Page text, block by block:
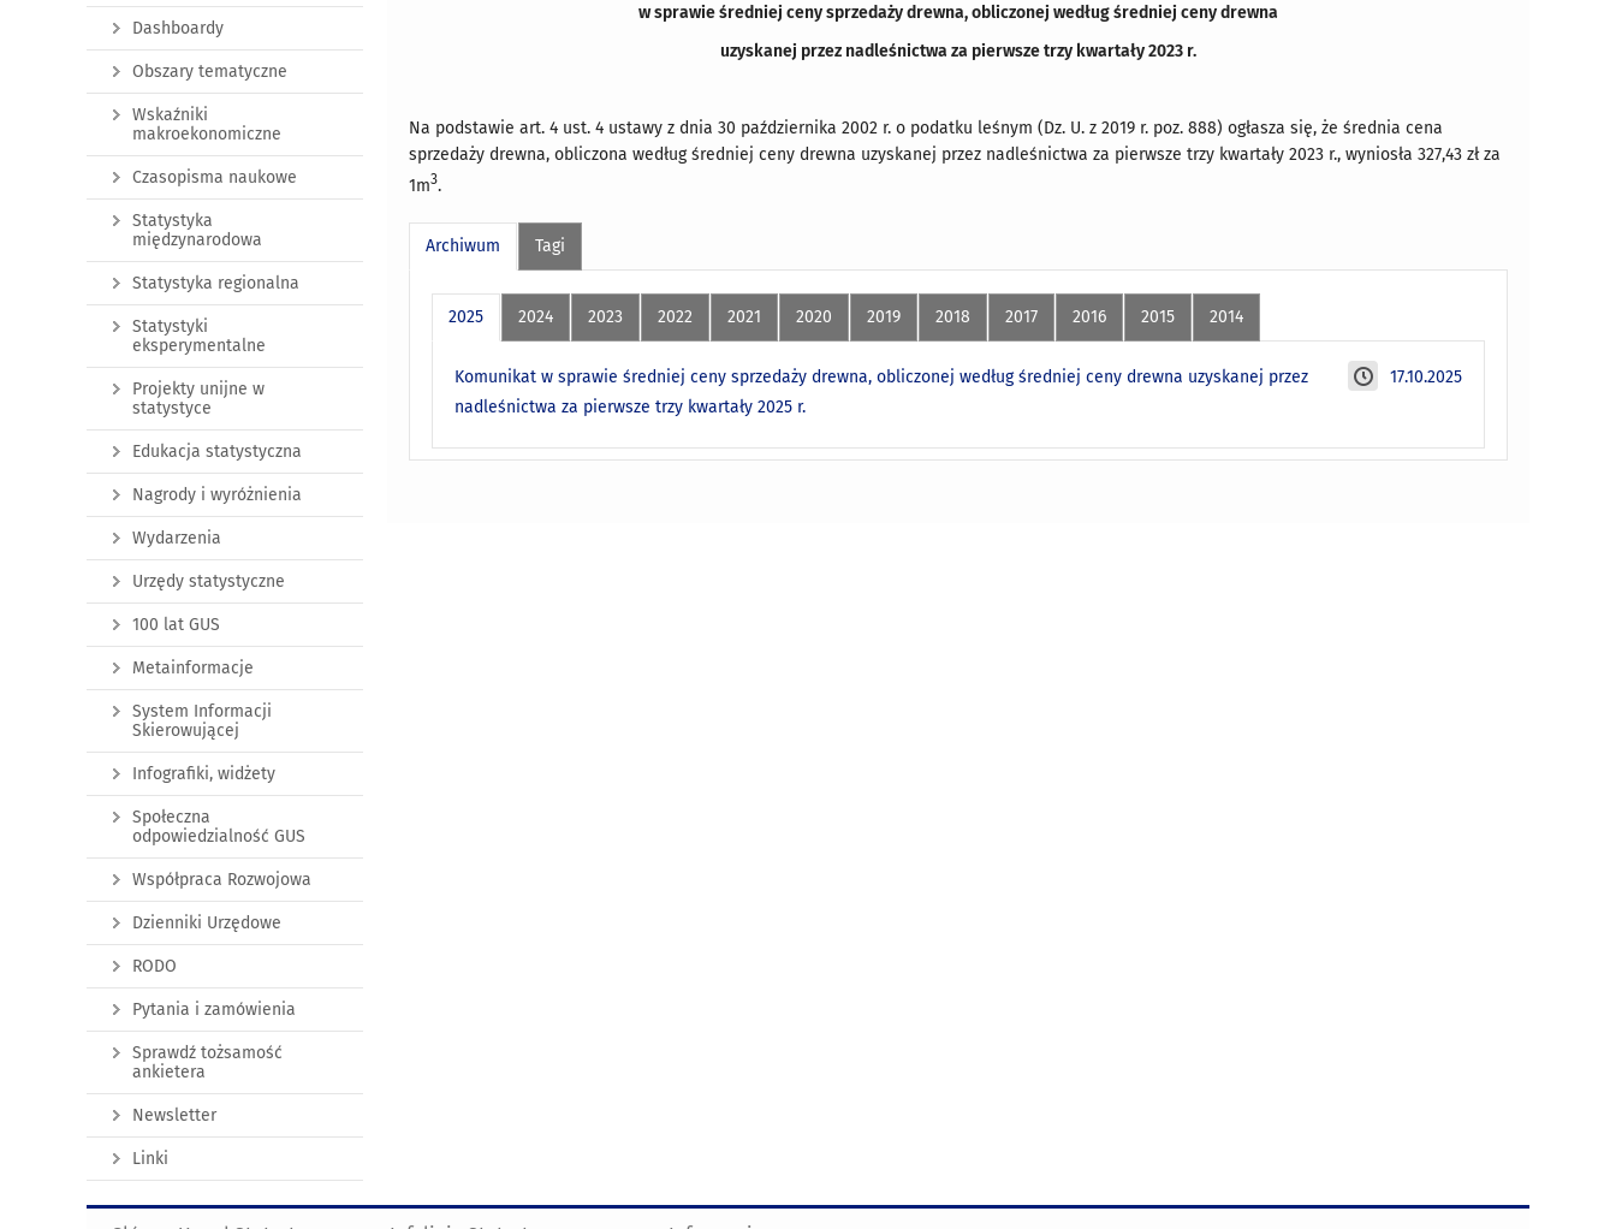
w sprawie średniej ceny sprzedaży drewna, obliczonej według średniej ceny drewna
uzyskanej przez nadleśnictwa za pierwsze trzy kwartały 2023 r.
Na podstawie art. 4 ust. 4 ustawy z dnia 30 października 2002 r. o podatku leśnym (Dz. U. z 2019 r. poz. 888) ogłasza się, że średnia cena
sprzedaży drewna, obliczona według średniej ceny drewna uzyskanej przez nadleśnictwa za pierwsze trzy kwartały 2023 r., wyniosła 327,43 zł za
1m3.
Archiwum Tagi
2025 2024 2023 2022 2021 2020 2019 2018 2017 2016 2015 2014
17.10.2025
Komunikat w sprawie średniej ceny sprzedaży drewna, obliczonej według średniej ceny drewna uzyskanej przez
nadleśnictwa za pierwsze trzy kwartały 2025 r.
Dashboardy
Obszary tematyczne
Wskaźniki
makroekonomiczne
Czasopisma naukowe
Statystyka
międzynarodowa
Statystyka regionalna
Statystyki
eksperymentalne
Projekty unijne w
statystyce
Edukacja statystyczna
Nagrody i wyróżnienia
Wydarzenia
Urzędy statystyczne
100 lat GUS
Metainformacje
System Informacji
Skierowującej
Infografiki, widżety
Społeczna
odpowiedzialność GUS
Współpraca Rozwojowa
Dzienniki Urzędowe
RODO
Pytania i zamówienia
Sprawdź tożsamość
ankietera
Newsletter
Linki